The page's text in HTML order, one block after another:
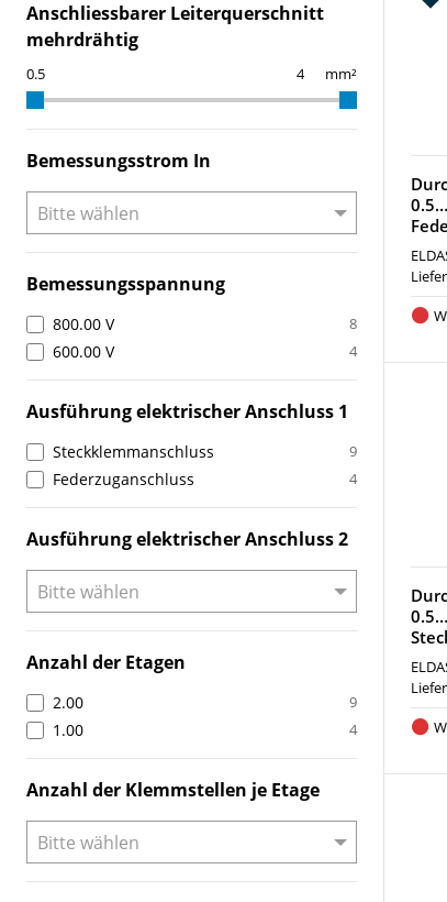
Anschliessbarer Leiterquerschnitt
mehrdrähtig
mm²
Bemessungsstrom In
Bemessungsspannung
800.00 V 8
600.00 V 4
Ausführung elektrischer Anschluss 1
Steckklemmanschluss 9
Federzuganschluss 4
Ausführung elektrischer Anschluss 2
Anzahl der Etagen
2.00 9
1.00 4
Anzahl der Klemmstellen je Etage